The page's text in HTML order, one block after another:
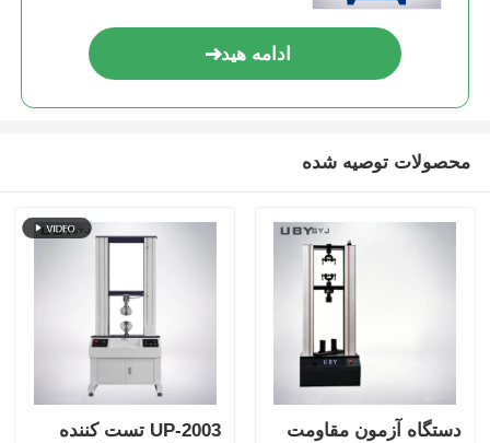
ادامه هید
محصولات توصیه شده
دستگاه آزمون مقاومت
UP-2003 تست کننده